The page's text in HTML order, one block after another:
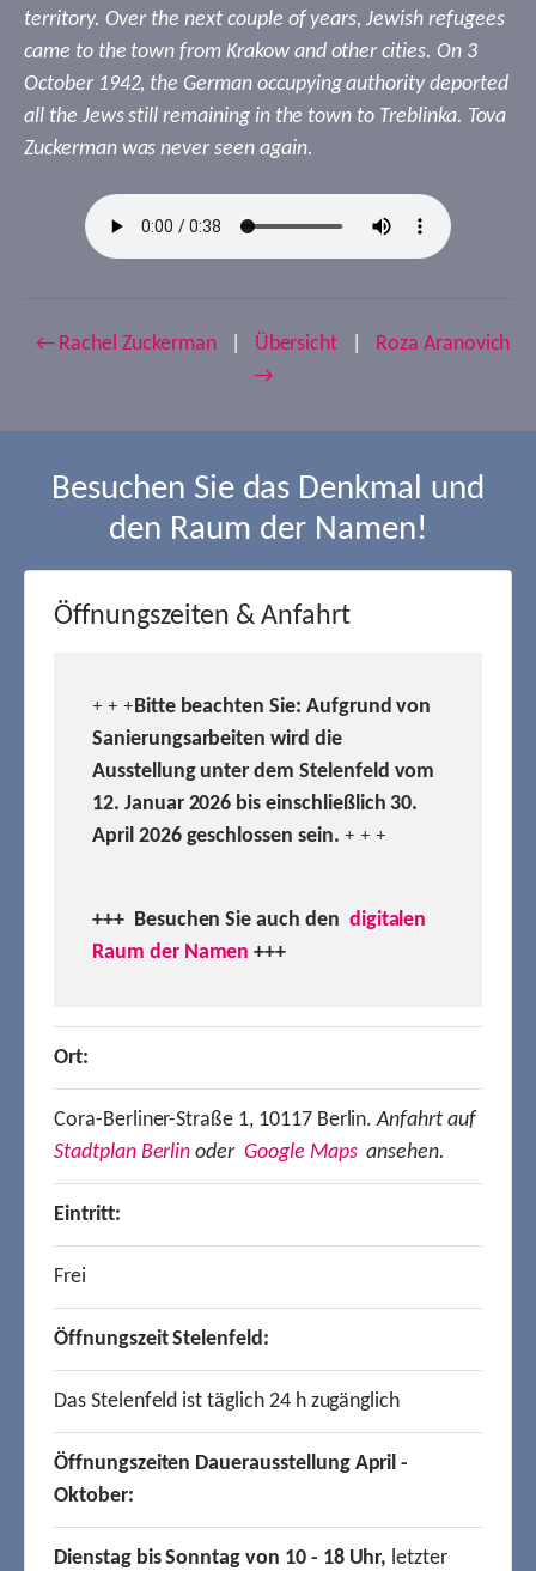
territory. Over the next couple of years, Jewish refugees
came to the town from Krakow and other cities. On 3
October 1942, the German occupying authority deported
all the Jews still remaining in the town to Treblinka. Tova
Zuckerman was never seen again.
← Rachel Zuckerman Übersicht
Roza Aranovich
→
Besuchen Sie das Denkmal und
den Raum der Namen!
Öffnungszeiten & Anfahrt
+ + +Bitte beachten Sie: Aufgrund von
Sanierungsarbeiten wird die
Ausstellung unter dem Stelenfeld vom
12. Januar 2026 bis einschließlich 30.
April 2026 geschlossen sein. + + +
+++ Besuchen Sie auch den digitalen
Raum der Namen +++
Ort:
Cora-Berliner-Straße 1, 10117 Berlin.Anfahrt auf
Stadtplan Berlin oder Google Mapsansehen.
Eintritt:
Frei
Öffnungszeit Stelenfeld:
Das Stelenfeld ist täglich 24 h zugänglich
Öffnungszeiten Dauerausstellung April -
Oktober:
Dienstag bis Sonntag von 10 - 18 Uhr, letzter